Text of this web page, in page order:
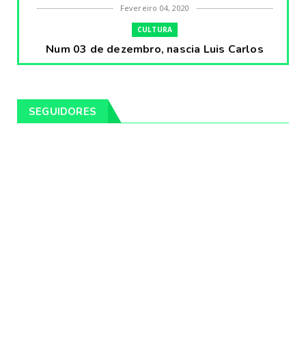
Fevereiro 04, 2020
CULTURA
Num 03 de dezembro, nascia Luis Carlos
Prestes, o Cavaleiro ...
Pintores da Temática Gauchesca - parte
SEGUIDORES